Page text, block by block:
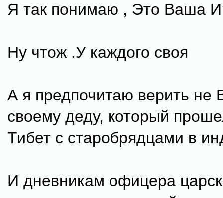
Я так понимаю , Это Ваша
Ну чтож .У каждого своя
А я предпочитаю верить не
своему деду, который
Тибет с старобрядцами в
И дневникам офицера